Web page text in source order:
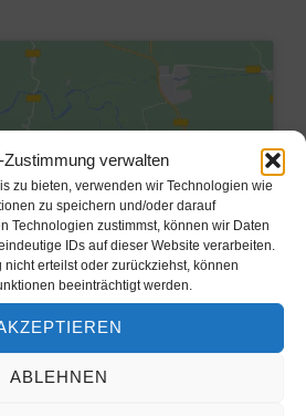
Zustimmung verwalten
zu bieten, verwenden wir Technologien wie
zu speichern und/oder darauf
Technologien zustimmst, können wir Daten
IDs auf dieser Website verarbeiten.
erteilst oder zurückziehst, können
beeinträchtigt werden.
ABLEHNEN
um Marketing-Cookies
aktivieren